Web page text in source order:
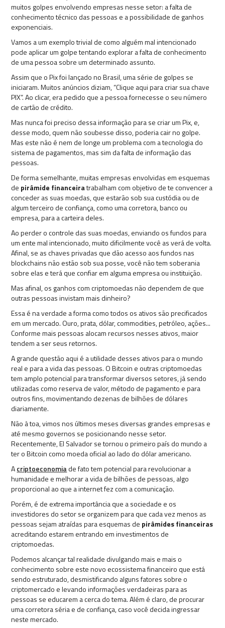
muitos golpes envolvendo empresas nesse setor: a falta de
conhecimento técnico das pessoas e a possibilidade de ganhos
exponenciais.
Vamos a um exemplo trivial de como alguém mal intencionado
pode aplicar um golpe tentando explorar a falta de conhecimento
de uma pessoa sobre um determinado assunto.
Assim que o Pix foi lançado no Brasil, uma série de golpes se
iniciaram. Muitos anúncios diziam, “Clique aqui para criar sua chave
PIX”. Ao clicar, era pedido que a pessoa fornecesse o seu número
de cartão de crédito.
Mas nunca foi preciso dessa informação para se criar um Pix, e,
desse modo, quem não soubesse disso, poderia cair no golpe.
Mas este não é nem de longe um problema com a tecnologia do
sistema de pagamentos, mas sim da falta de informação das
pessoas.
De forma semelhante, muitas empresas envolvidas em esquemas
de pirâmide financeiratrabalham com objetivo de te convencer a
conceder as suas moedas, que estarão sob sua custódia ou de
algum terceiro de confiança, como uma corretora, banco ou
empresa, para a carteira deles.
Ao perder o controle das suas moedas, enviando os fundos para
um ente mal intencionado, muito dificilmente você as verá de volta.
Afinal, se as chaves privadas que dão acesso aos fundos nas
blockchains não estão sob sua posse, você não tem soberania
sobre elas e terá que confiar em alguma empresa ou instituição.
Mas afinal, os ganhos com criptomoedas não dependem de que
outras pessoas invistam mais dinheiro?
Essa é na verdade a forma como todos os ativos são precificados
em um mercado. Ouro, prata, dólar, commodities, petróleo, ações...
Conforme mais pessoas alocam recursos nesses ativos, maior
tendem a ser seus retornos.
A grande questão aqui é a utilidade desses ativos para o mundo
real e para a vida das pessoas. O Bitcoin e outras criptomoedas
tem amplo potencial para transformar diversos setores, já sendo
utilizadas como reserva de valor, método de pagamento e para
outros fins, movimentando dezenas de bilhões de dólares
diariamente.
Não à toa, vimos nos últimos meses diversas grandes empresas e
até mesmo governos se posicionando nesse setor.
Recentemente, El Salvador se tornou o primeiro país do mundo a
ter o Bitcoin como moeda oficial ao lado do dólar americano.
Acriptoeconomiade fato tem potencial para revolucionar a
humanidade e melhorar a vida de bilhões de pessoas, algo
proporcional ao que a internet fez com a comunicação.
Porém, é de extrema importância que a sociedade e os
investidores do setor se organizem para que cada vez menos as
pessoas sejam atraídas para esquemas de pirâmides financeiras
acreditando estarem entrando em investimentos de
criptomoedas.
Podemos alcançar tal realidade divulgando mais e mais o
conhecimento sobre este novo ecossistema financeiro que está
sendo estruturado, desmistificando alguns fatores sobre o
criptomercado e levando informações verdadeiras para as
pessoas se educarem a cerca do tema. Além é claro, de procurar
uma corretora séria e de confiança, caso você decida ingressar
neste mercado.